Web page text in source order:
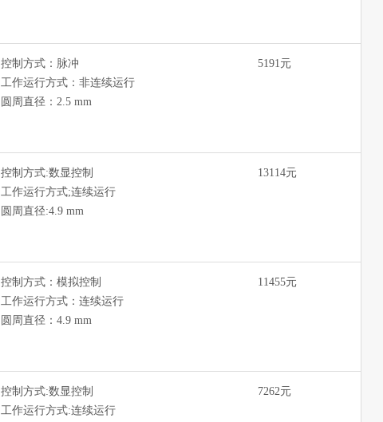
控制方式：脉冲
工作运行方式：非连续运行
圆周直径：2.5 mm
5191元
控制方式:数显控制
工作运行方式;连续运行
圆周直径:4.9 mm
13114元
控制方式：模拟控制
工作运行方式：连续运行
圆周直径：4.9 mm
11455元
控制方式:数显控制
工作运行方式:连续运行
7262元